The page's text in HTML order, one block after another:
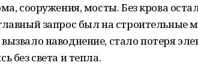
сооружения, мосты. Без крова
запрос был на строительные
наводнение, стало потеря
без света и тепла.